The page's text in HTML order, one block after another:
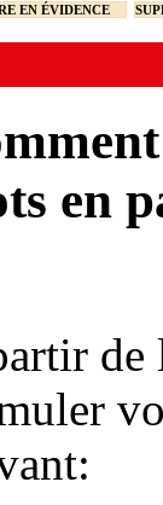
EN ÉVIDENCE
en
de